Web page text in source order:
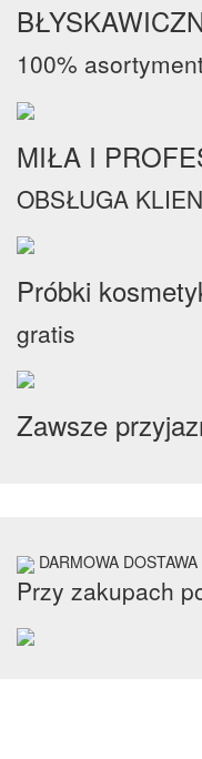
100%
MIŁA I
OBSŁUGA
Próbki
gratis
Zawsze
DARMOWA DOSTAWA
Przy zakupach